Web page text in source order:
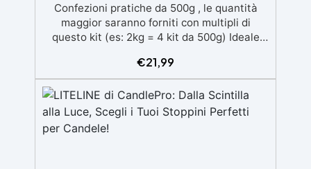
Confezioni pratiche da 500g , le quantità
maggior saranno forniti con multipli di
questo kit (es: 2kg = 4 kit da 500g) Ideale
per chi inizia. Sempre lucida: garantisce una
finitura brillante e uniforme in ogni
condizione. Facilissima da usare: rapporto di
miscelazione intuitivo basta mescolare i 2
componenti in parti uguali Versatile e
€21,99